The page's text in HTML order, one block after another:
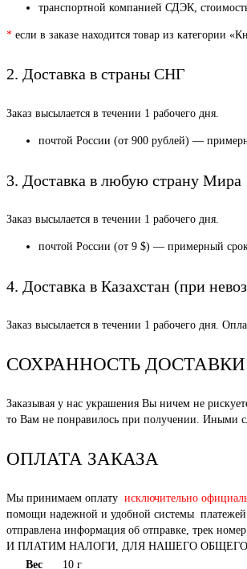
транспортной компанией СДЭК, стоимость
* если в заказе находится товар из категории
2. Доставка в страны СНГ
Заказ высылается в течении 1 рабочего дня.
почтой России (от 900 рублей) —
3. Доставка в любую страну Мира
Заказ высылается в течении 1 рабочего дня.
почтой России (от 9 $) — примерный
4. Доставка в Казахстан (при
Заказ высылается в течении 1 рабочего дня.
СОХРАННОСТЬ ДОСТАВКИ
Заказывая у нас украшения Вы ничем не
то Вам не понравилось при получении. Иными
ОПЛАТА ЗАКАЗА
Мы принимаем оплату исключительно
помощи надежной и удобной системы платежей
отправлена информация об отправке,
И ПЛАТИМ НАЛОГИ, ДЛЯ НАШЕГО ОБЩЕГО
Вес
10 г